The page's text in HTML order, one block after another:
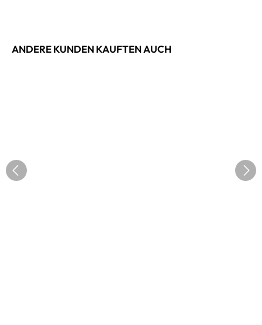
ANDERE KUNDEN KAUFTEN AUCH